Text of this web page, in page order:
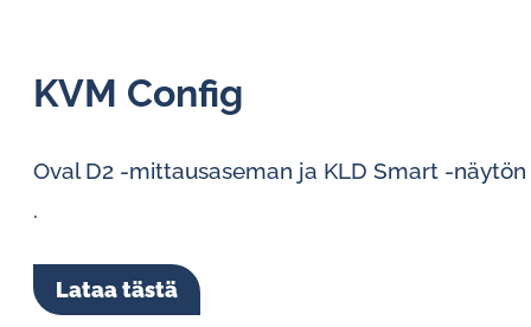
KVM Config
Oval D2 -mittausaseman ja KLD Smart -
.
Lataa tästä